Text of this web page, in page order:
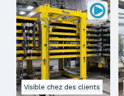
Visible chez des clients